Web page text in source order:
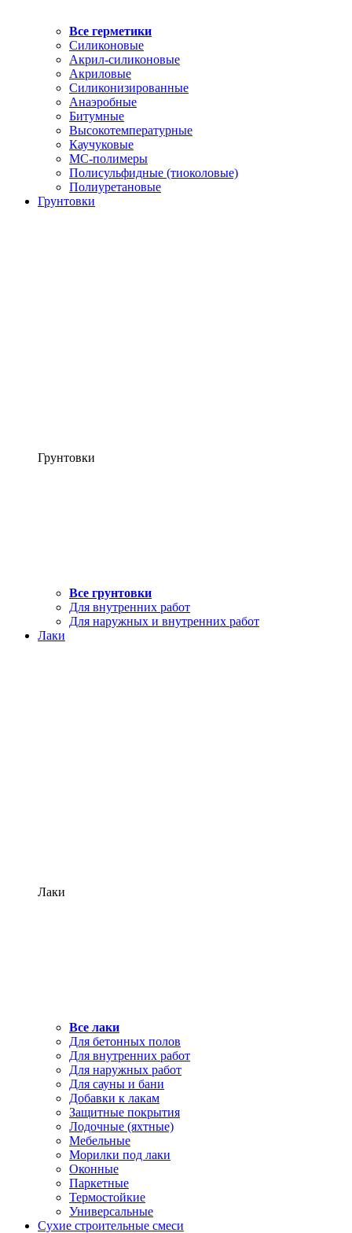
Все герметики
Силиконовые
Акрил-силиконовые
Акриловые
Силиконизированные
Анаэробные
Битумные
Высокотемпературные
Каучуковые
МС-полимеры
Полисульфидные (тиоколовые)
Полиуретановые
Грунтовки
Грунтовки
Все грунтовки
Для внутренних работ
Для наружных и внутренних работ
Лаки
Лаки
Все лаки
Для бетонных полов
Для внутренних работ
Для наружных работ
Для сауны и бани
Добавки к лакам
Защитные покрытия
Лодочные (яхтные)
Мебельные
Морилки под лаки
Оконные
Паркетные
Термостойкие
Универсальные
Сухие строительные смеси